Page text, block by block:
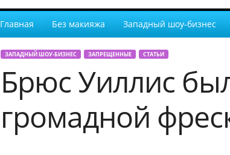
Главная Без макияжа Западный шоу-бизнес
ЗАПАДНЫЙ ШОУ-БИЗНЕС ЗАПРЕЩЕННЫЕ СТАТЬИ
Брюс Уиллис
громадной